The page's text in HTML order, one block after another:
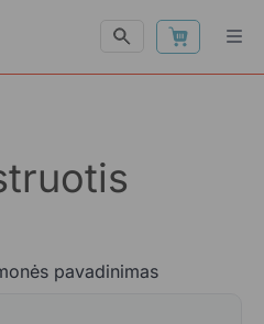
pavadinimas